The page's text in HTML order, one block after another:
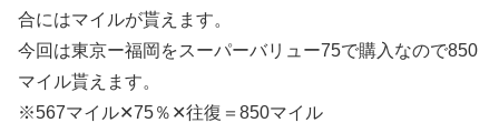
合にはマイルが貰えます。
今回は東京ー福岡をスーパーバリュー75で購入なので850
マイル貰えます。
※567マイル✕75％✕往復＝850マイル